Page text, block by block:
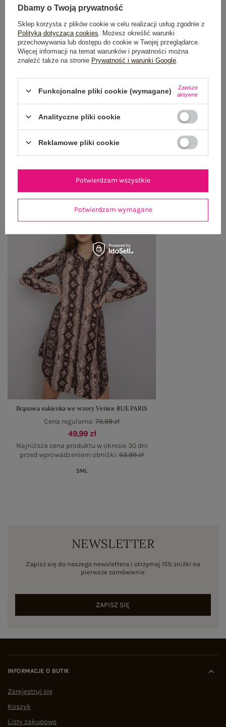
OPIS PRODUKTU
GŁÓWNE PARAMETRY
OPINIE O PRODUKCIE (4)
OSTATNIO OGLĄDANE
Brązowa sukienka we wzory Venice RUE PARIS
49,99 zł
Najniższa cena produktu w okresie 30 dni
przed wprowadzeniem obniżki:63,99 zł
Cena regularna:79,99 zł
SML
NEWSLETTER
Zapisz się do naszego newslettera i otrzymaj 15% zniżki na
pierwsze zamówienie
ZAPISZ SIĘ
INFORMACJE O BUTIK
Zarejestruj się
Koszyk
Listy zakupowe
Dbamy o Twoją prywatność
Sklep korzysta z plików cookie w celu realizacji usług zgodnie z
Polityką dotyczącą cookies . Możesz określić warunki
przechowywania lub dostępu do cookie w Twojej przeglądarce.
Więcej informacji na temat warunków i prywatności można
znaleźć także na stronie Prywatność i warunki Google
Funkcjonalne pliki cookie (wymagane)
Zawsze
aktywne
Analityczne pliki cookie
Reklamowe pliki cookie
Potwierdzam wymagane
Potwierdzam wszystkie